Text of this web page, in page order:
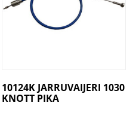
10124K JARRUVAIJERI 1030
KNOTT PIKA